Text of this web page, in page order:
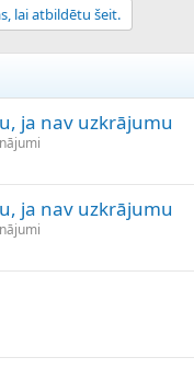
lai atbildētu šeit.
ja nav uzkrājumu
ja nav uzkrājumu